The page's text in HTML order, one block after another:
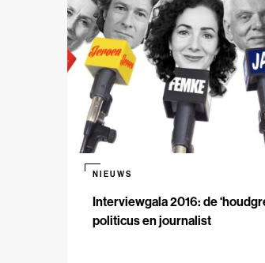
Interviewgala 2016: de
politicus en journalist
NIEUWS